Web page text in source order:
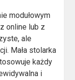
modułowym
online lub z
ale
Mała stolarka
każdy
i